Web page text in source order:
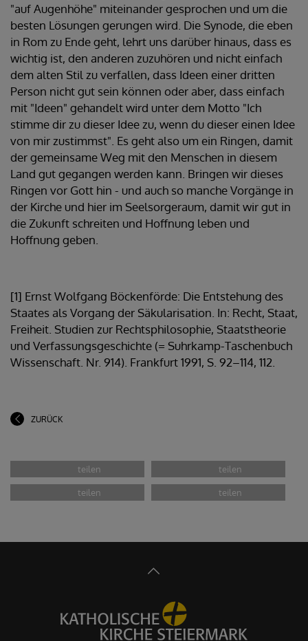
"auf Augenhöhe" miteinander gesprochen und um die
besten Lösungen gerungen wird. Die Synode, die eben
in Rom zu Ende geht, lehrt uns darüber hinaus, dass es
wichtig ist, den anderen zuzuhören und nicht einfach
dem alten Stil zu verfallen, dass Ideen einer dritten
Person nicht gut sein können oder aber, dass einfach
mit "Ideen" gehandelt wird unter dem Motto "Ich
stimme dir zu dieser Idee zu, wenn du dieser einen Idee
von mir zustimmst". Es geht also um ein Ringen, damit
der gemeinsame Weg mit den Menschen in diesem
Land gut gegangen werden kann. Bringen wir dieses
Ringen vor Gott hin - und auch so manche Vorgänge in
der Kirche und hier im Seelsorgeraum, damit wir gut in
die Zukunft schreiten und Hoffnung leben und
Hoffnung geben.
[1] Ernst Wolfgang Böckenförde: Die Entstehung des
Staates als Vorgang der Säkularisation. In: Recht, Staat,
Freiheit. Studien zur Rechtsphilosophie, Staatstheorie
und Verfassungsgeschichte (= Suhrkamp-Taschenbuch
Wissenschaft. Nr. 914). Frankfurt 1991, S. 92–114, 112.
ZURÜCK